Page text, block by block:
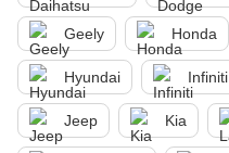
Geely Honda
Hyundai Infiniti
Jeep Kia